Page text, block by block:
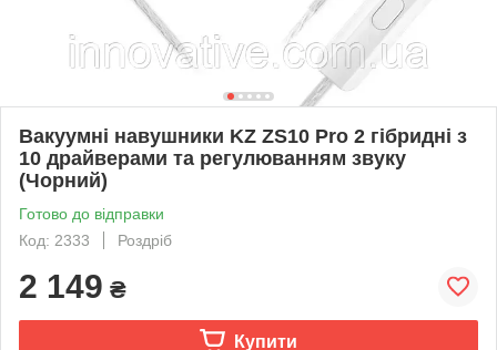
Вакуумні навушники KZ ZS10 Pro 2 гібридні з
10 драйверами та регулюванням звуку
(Чорний)
Готово до відправки
Код: 2333
Роздріб
2 149 ₴
Купити